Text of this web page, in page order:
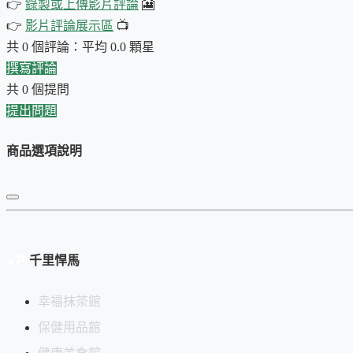
鮮。
更令人驚嘆的是…
手繪和風圖案
油墨印刷
小巧細緻，方便攜帶
👉 錄製或上傳影片評論 🎦
👉 影片評論展示區 📺
共 0 個評論：平均 0.0 顆星
撰寫評論
共 0 個提問
提出問題
商品選項說明
千里悍馬
幸福抹茶館
保健用品館